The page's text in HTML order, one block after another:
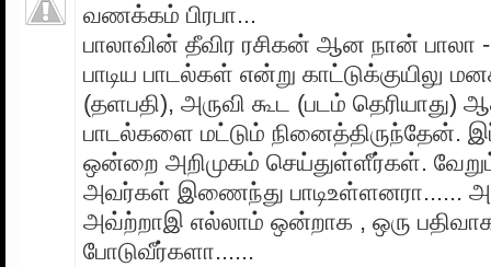
வணக்கம் பிரபா...
பாலாவின் தீவிர ரசிகன் ஆன நான்
பாடிய பாடல்கள் என்று காட்டுக்குயிலு
(தளபதி), அருவி கூட (படம் தெரியாது)
பாடல்களை மட்டும் நினைத்திருந்தேன்.
ஒன்றை அறிமுகம் செய்துள்ளீர்கள்.
அவர்கள் இணைந்து பாடிஉள்ளனரா......
அவ்ற்றாஇ எல்லாம் ஒன்றாக , ஒரு
போடுவீர்களா......